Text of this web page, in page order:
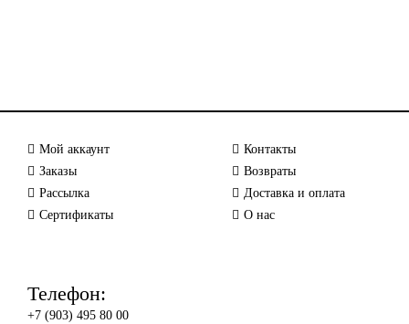
Мой аккаунт
Заказы
Рассылка
Сертификаты
Контакты
Возвраты
Доставка и оплата
О нас
Телефон:
+7 (903) 495 80 00